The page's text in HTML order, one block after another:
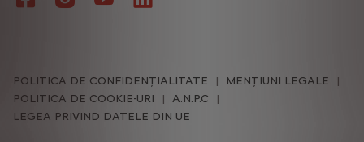
POLITICA DE CONFIDENȚIALITATE
MENȚIUNI LEGALE
POLITICA DE COOKIE-URI
A.N.P.C
LEGEA PRIVIND DATELE DIN UE